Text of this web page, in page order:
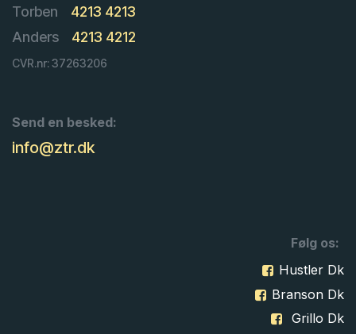
Torben
4213 4213
Anders
4213 4212
CVR.nr: 37263206
Send en besked:
info@ztr.dk
Følg os:
Hustler Dk
Branson Dk
Grillo Dk